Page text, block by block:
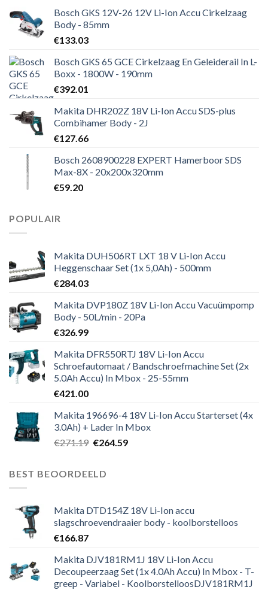
Bosch GKS 12V-26 12V Li-Ion Accu Cirkelzaag
Body - 85mm
€133.03
Bosch GKS 65 GCE Cirkelzaag En Geleiderail In L-
Boxx - 1800W - 190mm
€392.01
Makita DHR202Z 18V Li-Ion Accu SDS-plus
Combihamer Body - 2J
€127.66
Bosch 2608900228 EXPERT Hamerboor SDS
Max-8X - 20x200x320mm
€59.20
POPULAIR
Makita DUH506RT LXT 18 V Li-Ion Accu
Heggenschaar Set (1x 5,0Ah) - 500mm
€284.03
Makita DVP180Z 18V Li-Ion Accu Vacuümpomp
Body - 50L/min - 20Pa
€326.99
Makita DFR550RTJ 18V Li-Ion Accu
Schroefautomaat / Bandschroefmachine Set (2x
5.0Ah Accu) In Mbox - 25-55mm
€421.00
Makita 196696-4 18V Li-Ion Accu Starterset (4x
3.0Ah) + Lader In Mbox
€271.19 Oorspronkelijke
€271.19.
€264.59Huidige
BEST BEOORDEELD
Makita DTD154Z 18V Li-Ion accu
slagschroevendraaier body - koolborstelloos
€166.87
Makita DJV181RM1J 18V Li-Ion Accu
Decoupeerzaag Set (1x 4.0Ah Accu) In Mbox - T-
greep - Variabel - KoolborstelloosDJV181RM1J